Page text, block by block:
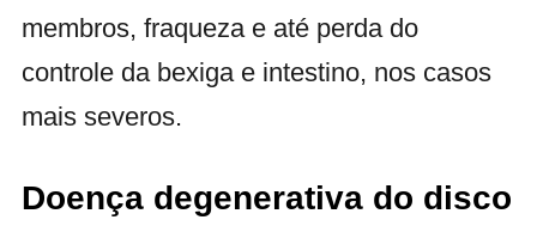
membros, fraqueza e até perda do
controle da bexiga e intestino, nos casos
mais severos.
Doença degenerativa do disco